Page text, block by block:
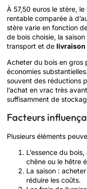
À 57,50 euros le stère,
rentable comparée à
stère varie en fonction
de bois choisie, la
transport et de livraison
Acheter du bois en gros
économies
souvent des réductions
l’achat en vrac très
suffisamment de
Facteurs
Plusieurs éléments
L’essence du
chêne ou le hêtre
La saison :
réduire les coûts.